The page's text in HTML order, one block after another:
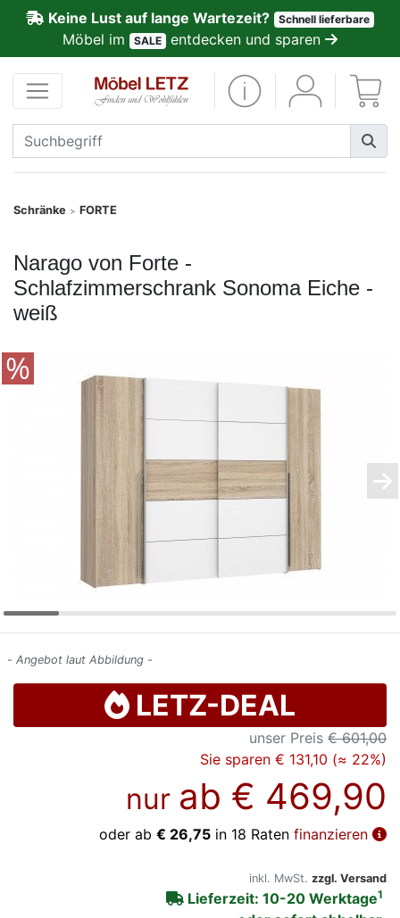
Keine Lust auf lange Wartezeit? Schnell lieferbare
Möbel im SALE entdecken und sparen
Schränke > FORTE
Narago von Forte -
Schlafzimmerschrank Sonoma Eiche -
weiß
- Angebot laut Abbildung -
LETZ-DEAL
unser Preis € 601,00
Sie sparen € 131,10 (≈ 22%)
nur ab € 469,90
oder ab € 26,75 in 18 Raten finanzieren
inkl. MwSt. zzgl. Versand
Lieferzeit: 10-20 Werktage1
Kundenmeinungen
Anmelden
PREMIUM
Schnell
SALE
Möbel-
Konfigurator
Finanzierung
Markenwelt